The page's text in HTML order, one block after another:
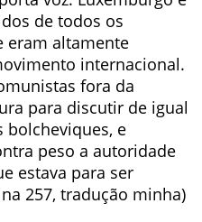
de todos os
eram altamente
internacional.
fora da
para discutir de igual
bolcheviques, e
peso a autoridade
estava para ser
257, tradução minha)